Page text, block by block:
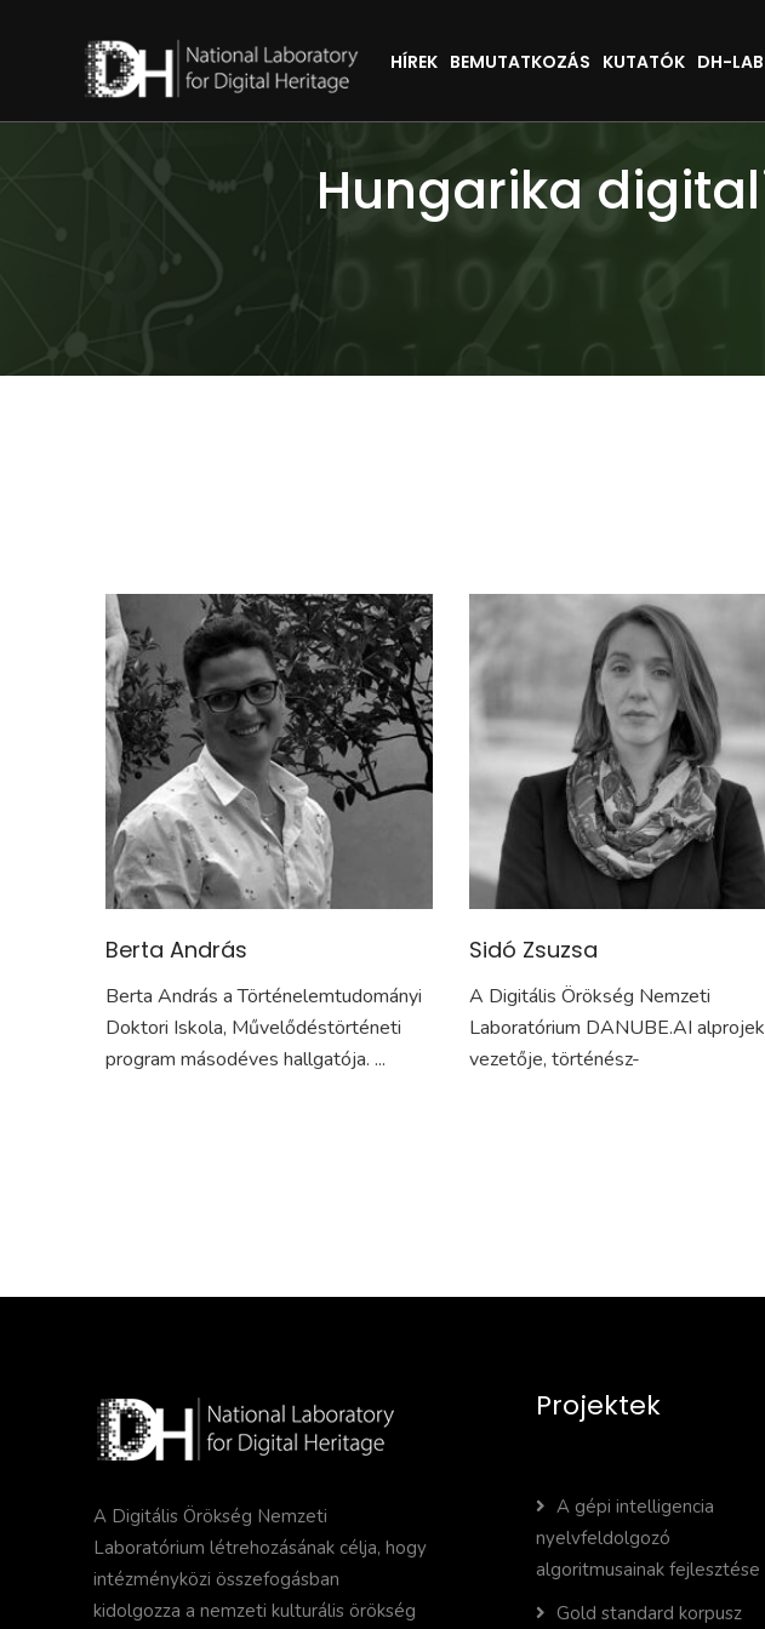
HÍREK BEMUTATKOZÁS KUTATÓK DH-
Hungarika
Berta András
Berta András a Történelemtudományi
Doktori Iskola, Művelődéstörténeti
program másodéves hallgatója. ...
Sidó Zsuzsa
A Digitális Örökség Nemzeti
Laboratórium DANUBE.AI
vezetője, történész-
A Digitális Örökség Nemzeti
Laboratórium létrehozásának célja, hogy
intézményközi összefogásban
kidolgozza a nemzeti kulturális örökség
Projektek
A gépi intelligencia
nyelvfeldolgozó
algoritmusainak fejlesztése
Gold standard korpusz